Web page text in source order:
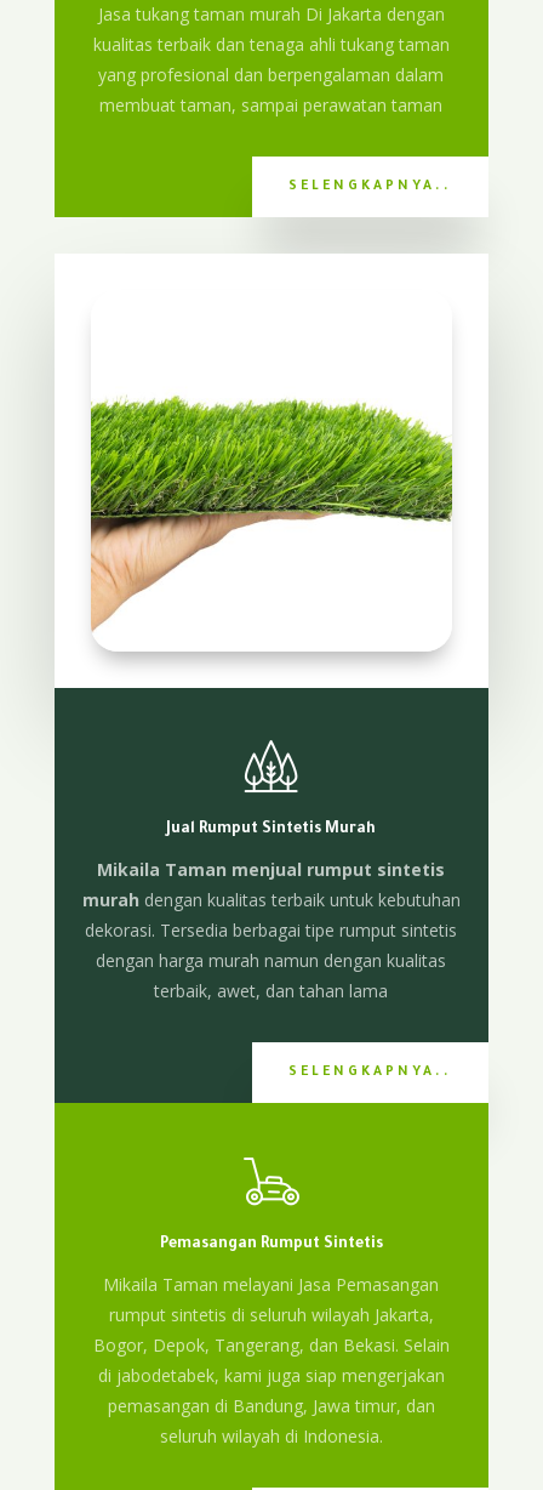
Jasa tukang taman murah Di Jakarta dengan
kualitas terbaik dan tenaga ahli tukang taman
yang profesional dan berpengalaman dalam
membuat taman, sampai perawatan taman
SELENGKAPNYA..
Jual Rumput Sintetis Murah
Mikaila Taman menjual rumput sintetis
murah dengan kualitas terbaik untuk kebutuhan
dekorasi. Tersedia berbagai tipe rumput sintetis
dengan harga murah namun dengan kualitas
terbaik, awet, dan tahan lama
SELENGKAPNYA..
Pemasangan Rumput Sintetis
Mikaila Taman melayani Jasa Pemasangan
rumput sintetis di seluruh wilayah Jakarta,
Bogor, Depok, Tangerang, dan Bekasi. Selain
di jabodetabek, kami juga siap mengerjakan
pemasangan di Bandung, Jawa timur, dan
seluruh wilayah di Indonesia.